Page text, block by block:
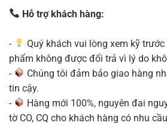
Hỗ trợ khách hàng:
-
Quý khách vui lòng xem kỹ
phẩm không được đổi trả vì lý do
-
Chúng tôi đảm bảo giao hàng
tin cậy.
-
Hàng mới 100%, nguyên đai
tờ CO, CQ cho khách hàng có nhu